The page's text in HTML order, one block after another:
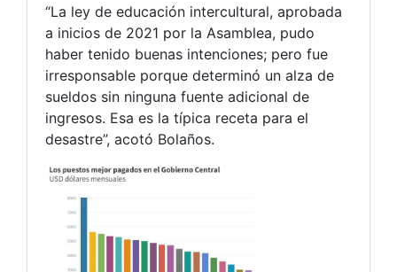
“La ley de educación intercultural, aprobada
a inicios de 2021 por la Asamblea, pudo
haber tenido buenas intenciones; pero fue
irresponsable porque determinó un alza de
sueldos sin ninguna fuente adicional de
ingresos. Esa es la típica receta para el
desastre”, acotó Bolaños.